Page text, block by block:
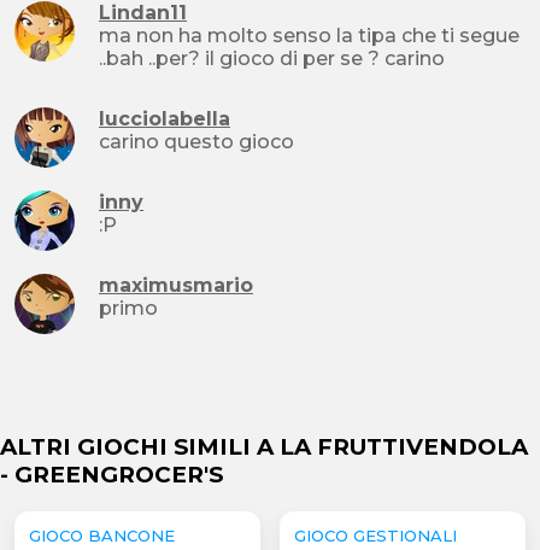
Lindan11
ma non ha molto senso la tipa che ti segue
..bah ..per? il gioco di per se ? carino
lucciolabella
carino questo gioco
inny
:P
maximusmario
primo
ALTRI GIOCHI SIMILI A LA FRUTTIVENDOLA
- GREENGROCER'S
GIOCO BANCONE GIOCO GESTIONALI